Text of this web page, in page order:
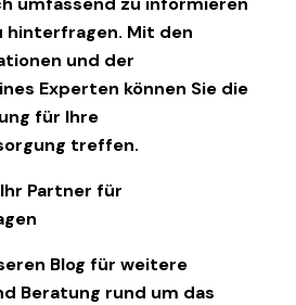
hinterfragen. Mit den
und der
Experten können Sie die
für Ihre
treffen.
Partner für
Blog für weitere
Beratung rund um das